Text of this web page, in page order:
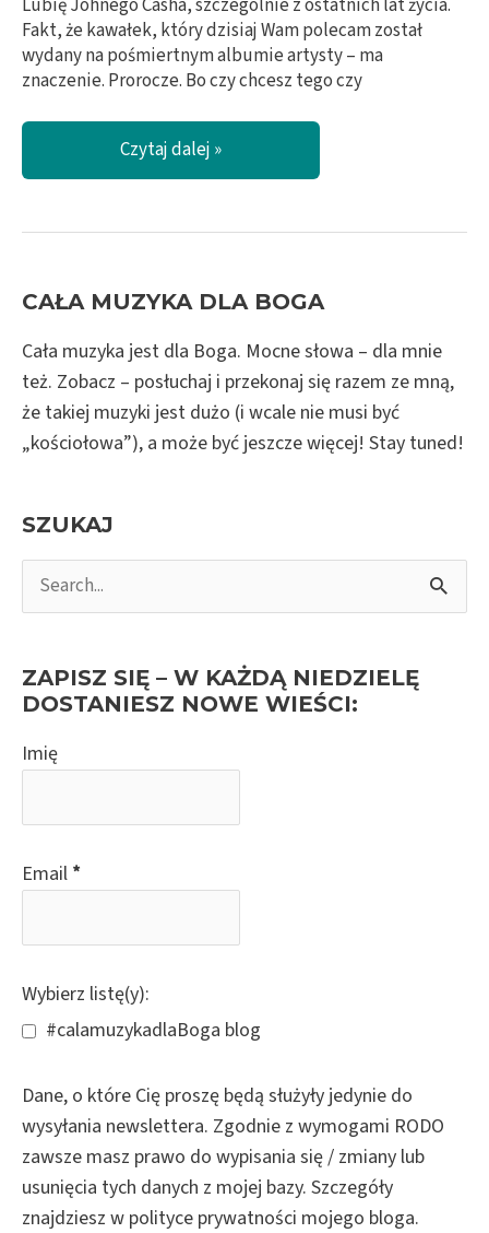
Lubię Johnego Casha, szczególnie z ostatnich lat życia.
Fakt, że kawałek, który dzisiaj Wam polecam został
wydany na pośmiertnym albumie artysty – ma
znaczenie. Prorocze. Bo czy chcesz tego czy
Bóg
i
Johnny
mówi
jak
jest
Czytaj dalej »
CAŁA MUZYKA DLA BOGA
Cała muzyka jest dla Boga. Mocne słowa – dla mnie
też. Zobacz – posłuchaj i przekonaj się razem ze mną,
że takiej muzyki jest dużo (i wcale nie musi być
„kościołowa”), a może być jeszcze więcej! Stay tuned!
SZUKAJ
r
c
f
r
ZAPISZ SIĘ – W KAŻDĄ NIEDZIELĘ
DOSTANIESZ NOWE WIEŚCI:
Imię
Email *
Wybierz listę(y):
#calamuzykadlaBoga blog
Dane, o które Cię proszę będą służyły jedynie do
wysyłania newslettera. Zgodnie z wymogami RODO
zawsze masz prawo do wypisania się / zmiany lub
usunięcia tych danych z mojej bazy. Szczegóły
znajdziesz w polityce prywatności mojego bloga.